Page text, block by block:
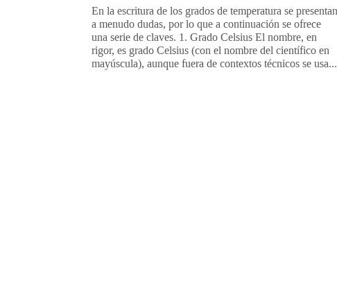
En la escritura de los grados de temperatura se presentan
a menudo dudas, por lo que a continuación se ofrece
una serie de claves. 1. Grado Celsius El nombre, en
rigor, es grado Celsius (con el nombre del científico en
mayúscula), aunque fuera de contextos técnicos se usa...